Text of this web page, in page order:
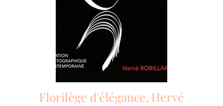
Florilège d'élégance, Hervé